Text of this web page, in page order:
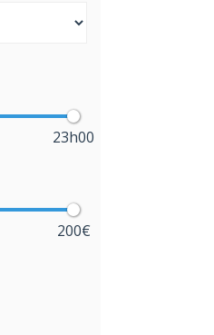
23h00
200€